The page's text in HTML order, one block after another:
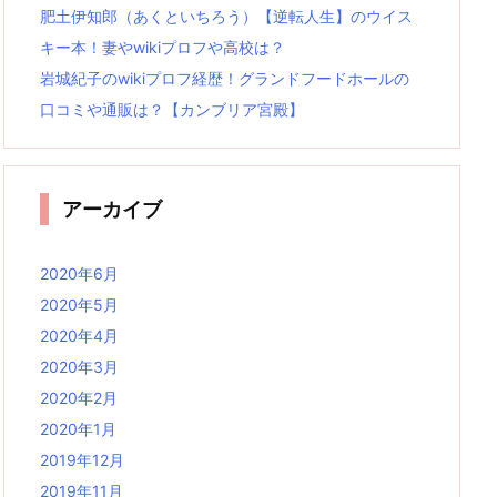
肥土伊知郎（あくといちろう）【逆転人生】のウイス
キー本！妻やwikiプロフや高校は？
岩城紀子のwikiプロフ経歴！グランドフードホールの
口コミや通販は？【カンブリア宮殿】
アーカイブ
2020年6月
2020年5月
2020年4月
2020年3月
2020年2月
2020年1月
2019年12月
2019年11月